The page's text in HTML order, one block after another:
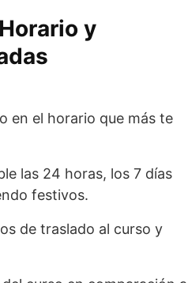
y
en el horario que más te
las 24 horas, los 7 días
festivos.
de traslado al curso y